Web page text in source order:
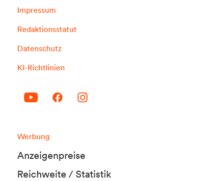
Impressum
Redaktionsstatut
Datenschutz
KI-Richtlinien
Werbung
Anzeigenpreise
Reichweite / Statistik